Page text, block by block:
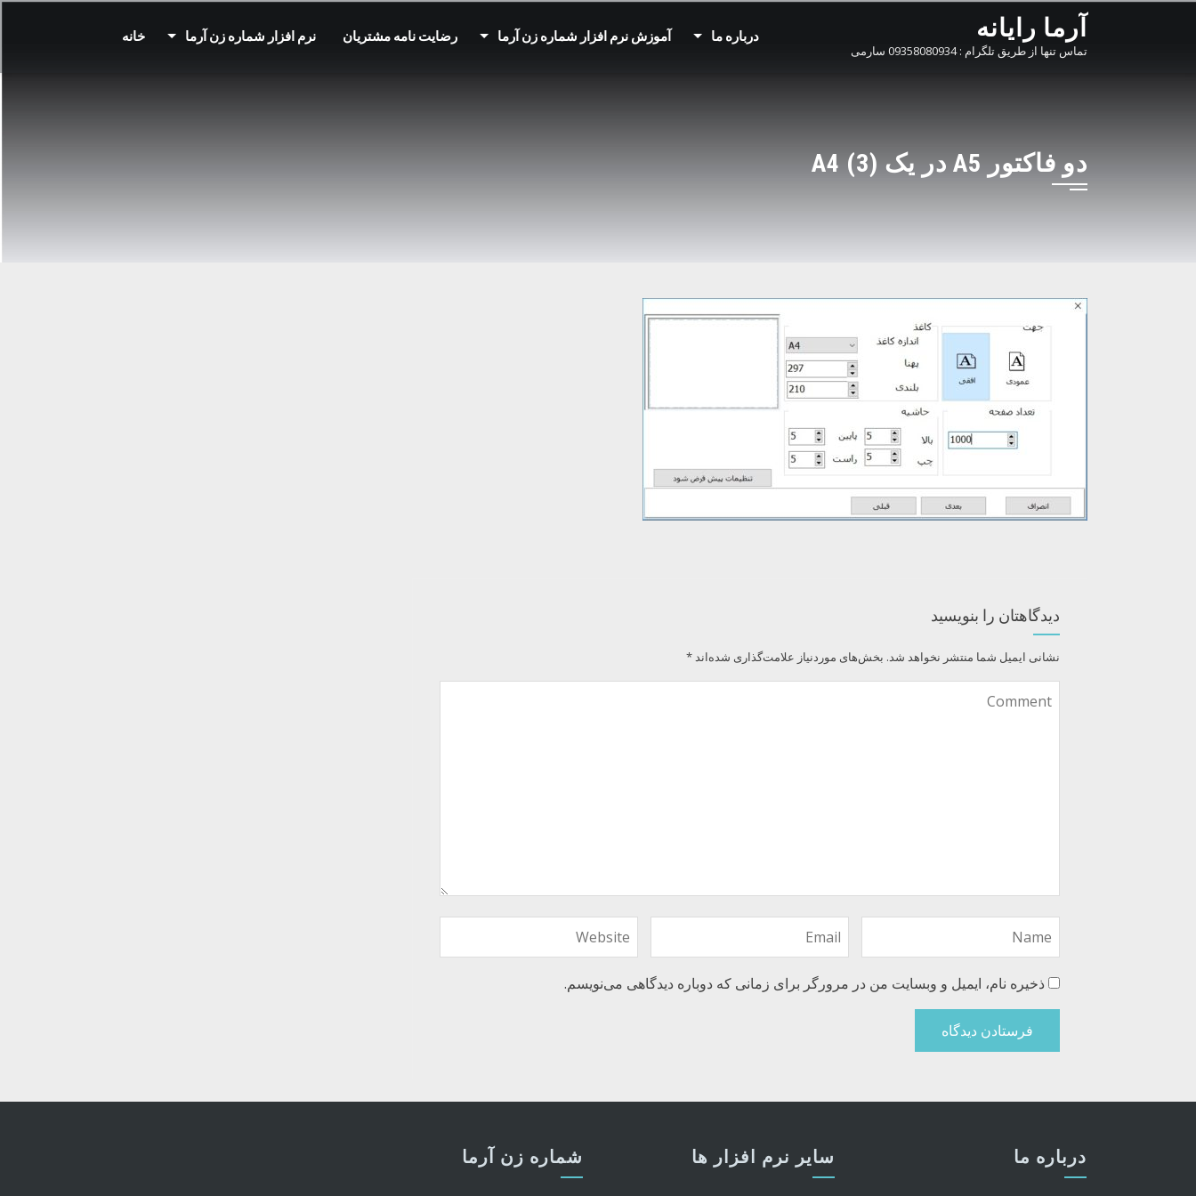
آرما رایانه
تماس تنها از طریق تلگرام : 09358080934 سارمی
درباره ما آموزش نرم افزار شماره زن آرما رضایت نامه مشتریان نرم افزار شماره زن آرما خانه
دو فاکتور A5 در یک A4 (3)
دیدگاهتان را بنویسید
نشانی ایمیل شما منتشر نخواهد شد. بخش‌های موردنیاز علامت‌گذاری شده‌اند*
ذخیره نام، ایمیل و وبسایت من در مرورگر برای زمانی که دوباره دیدگاهی می‌نویسم.
درباره ما سایر نرم افزار ها شماره زن آرما